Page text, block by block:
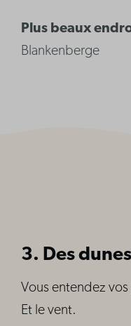
Plus beaux
Blankenberge
3. Des
Vous entendez vos
Et le vent.